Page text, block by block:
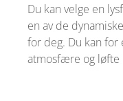
Du kan velge en
en av de
for deg. Du kan for
atmosfære og løfte